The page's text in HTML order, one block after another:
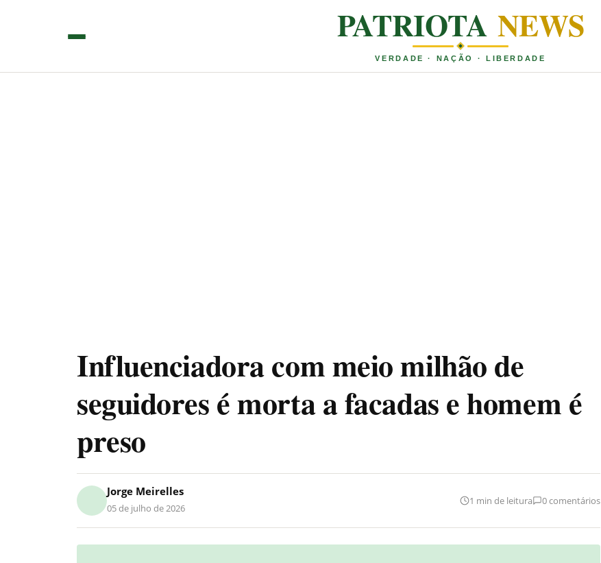
PATRIOTA NEWS
VERDADE · NAÇÃO · LIBERDADE
Influenciadora com meio milhão de
seguidores é morta a facadas e homem é
preso
Jorge Meirelles
05 de julho de 2026
1 min de leitura 0 comentários